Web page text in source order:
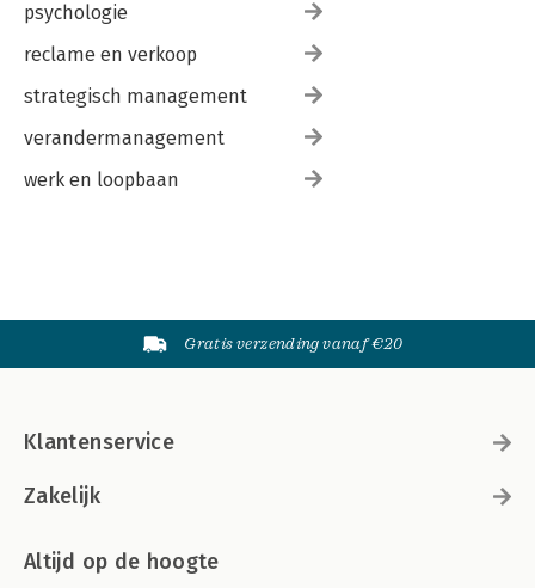
psychologie
reclame en verkoop
strategisch management
verandermanagement
werk en loopbaan
Gratis verzending vanaf €20
Klantenservice
Zakelijk
Altijd op de hoogte